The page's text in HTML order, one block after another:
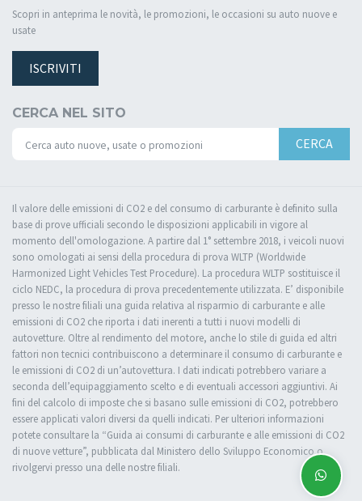
Scopri in anteprima le novità, le promozioni, le occasioni su auto nuove e
usate
ISCRIVITI
CERCA NEL SITO
CERCA
Il valore delle emissioni di CO2 e del consumo di carburante è definito sulla
base di prove ufficiali secondo le disposizioni applicabili in vigore al
momento dell'omologazione. A partire dal 1° settembre 2018, i veicoli nuovi
sono omologati ai sensi della procedura di prova WLTP (Worldwide
Harmonized Light Vehicles Test Procedure). La procedura WLTP sostituisce il
ciclo NEDC, la procedura di prova precedentemente utilizzata. E’ disponibile
presso le nostre filiali una guida relativa al risparmio di carburante e alle
emissioni di CO2 che riporta i dati inerenti a tutti i nuovi modelli di
autovetture. Oltre al rendimento del motore, anche lo stile di guida ed altri
fattori non tecnici contribuiscono a determinare il consumo di carburante e
le emissioni di CO2 di un’autovettura. I dati indicati potrebbero variare a
seconda dell’equipaggiamento scelto e di eventuali accessori aggiuntivi. Ai
fini del calcolo di imposte che si basano sulle emissioni di CO2, potrebbero
essere applicati valori diversi da quelli indicati. Per ulteriori informazioni
potete consultare la “Guida ai consumi di carburante e alle emissioni di CO2
di nuove vetture”, pubblicata dal Ministero dello Sviluppo Economico o
rivolgervi presso una delle nostre filiali.